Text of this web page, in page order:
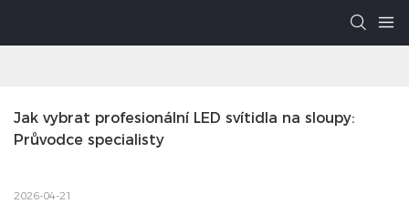
Jak vybrat profesionální LED svítidla na sloupy:
Průvodce specialisty
2026-04-21